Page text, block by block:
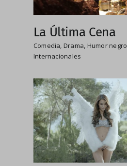
La Última Cena
Comedia, Drama, Humor negro
Internacionales